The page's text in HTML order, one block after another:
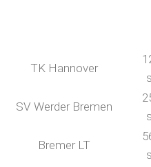
TK Hannover
SV Werder Bremen
Bremer LT